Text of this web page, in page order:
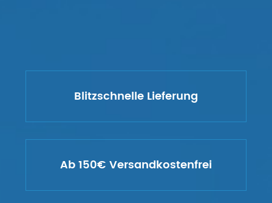
Blitzschnelle Lieferung
Ab 150€ Versandkostenfrei